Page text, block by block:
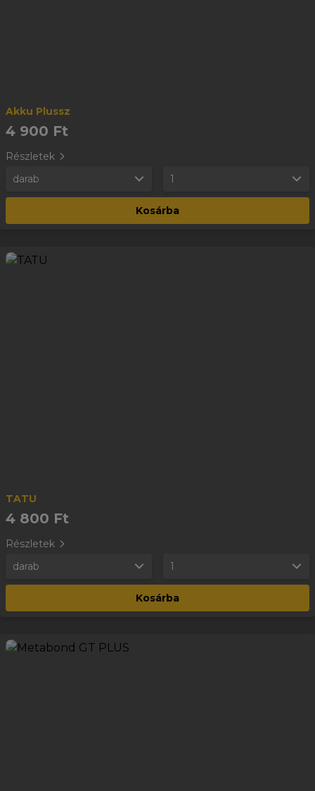
Akku Plussz
4 900 Ft
Részletek
darab
1
Kosárba
TATU
4 800 Ft
Részletek
darab
1
Kosárba